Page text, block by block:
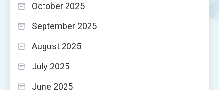
October 2025
September 2025
August 2025
July 2025
June 2025